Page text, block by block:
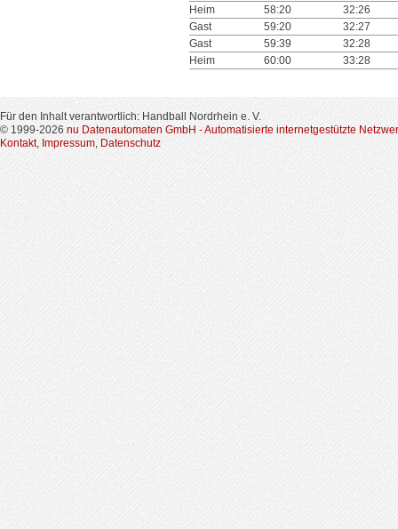
Heim
58:20
32:26
Gast
59:20
32:27
Gast
59:39
32:28
Heim
60:00 33:28
Für den Inhalt verantwortlich: Handball Nordrhein e. V.
© 1999-2026 nu Datenautomaten GmbH - Automatisierte internetgestützte
Kontakt, Impressum, Datenschutz